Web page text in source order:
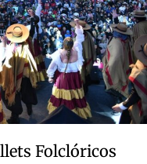
Folclóricos